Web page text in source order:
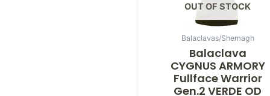
OUT OF STOCK
Balaclavas/Shemagh
Balaclava
CYGNUS ARMORY
Fullface Warrior
Gen.2 VERDE OD